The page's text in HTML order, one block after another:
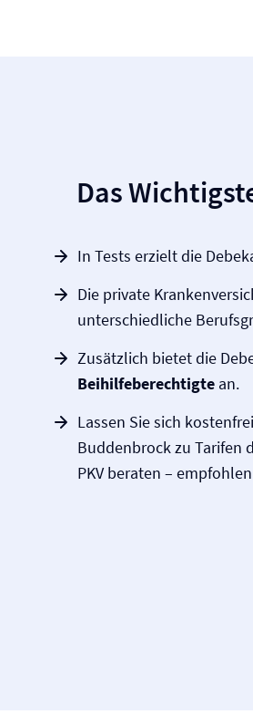
Das
In Tests erzielt die
Die private
unterschiedliche
Zusätzlich bietet die
Beihilfeberechtigte an.
Lassen Sie sich
Buddenbrock zu Tarifen
PKV beraten –